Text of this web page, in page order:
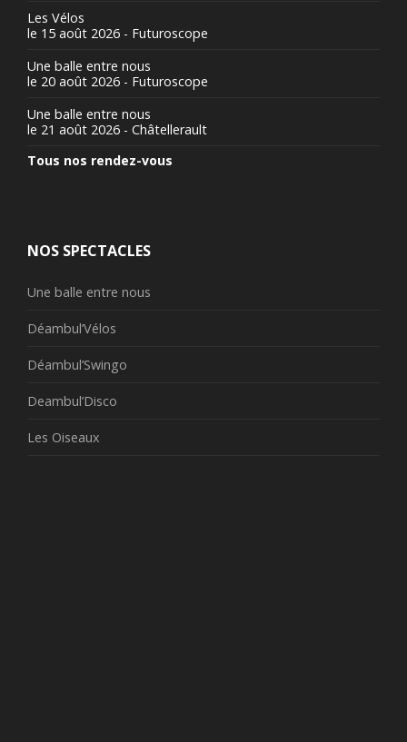
Les Vélos
le 15 août 2026 - Futuroscope
Une balle entre nous
le 20 août 2026 - Futuroscope
Une balle entre nous
le 21 août 2026 - Châtellerault
Tous nos rendez-vous
NOS SPECTACLES
Une balle entre nous
Déambul’Vélos
Déambul’Swingo
Deambul’Disco
Les Oiseaux